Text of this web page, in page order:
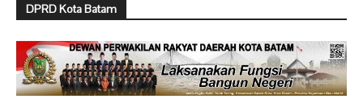
DPRD Kota Batam